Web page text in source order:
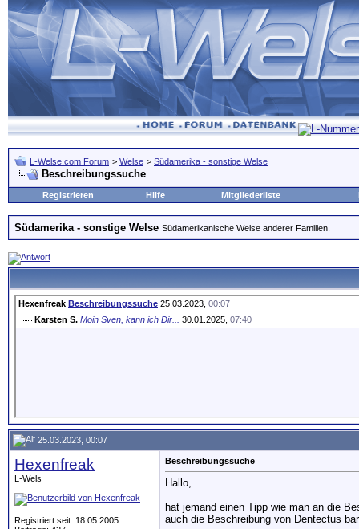
L-Welse.com Forum > Welse > Südamerika - sonstige Welse
Beschreibungssuche
Registrieren Hilfe Mitgliederliste
Südamerika - sonstige Welse Südamerikanische Welse anderer Familien.
Hexenfreak Beschreibungssuche 25.03.2023, 00:07
Karsten S. Moin Sven, kann ich Dir... 30.01.2025, 07:40
25.03.2023, 00:07
Hexenfreak
L-Wels
Registriert seit: 18.05.2005
Beschreibungssuche
Hallo,
hat jemand einen Tipp wie man an die
auch die Beschreibung von Dentectus